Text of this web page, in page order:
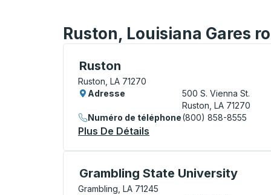
Ruston, Louisiana Gares
Ruston
Curbside Stop, utilisez les touches
Ruston, LA 71270
Adresse
500 S. Vienna St.
Ruston, LA 71270
Numéro de téléphone(800) 858-8555
Plus De Détails
Grambling State University
Curbside Stop, utilisez les touches
Grambling, LA 71245